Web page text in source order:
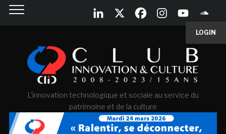
LOGIN
L'innovation technologique et sociale au service du
patrimoine et de la culture